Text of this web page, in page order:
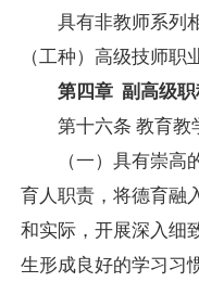
具有非教师系列相
（工种）高级技师职
第四章 副高级
第十六条 教育教
（一）具有崇
育人职责，将德育融
和实际，开展深入细
生形成良好的学习习